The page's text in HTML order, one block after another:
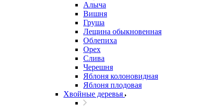
Алыча
Вишня
Груша
Лещина обыкновенная
Облепиха
Орех
Слива
Черешня
Яблоня колоновидная
Яблоня плодовая
Хвойные деревья